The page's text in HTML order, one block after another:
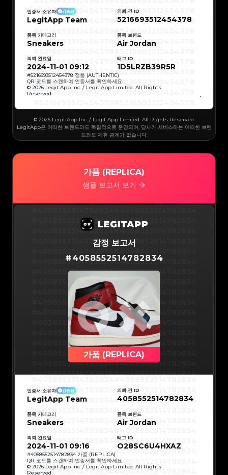
#5216693512454378
#5216693512454378
#5216693512454378
#5216693512454378
#5216693512454378
#5216693512454378
#5216693512454378
#5216693512454378
#5216693512454378
#5216693512454378
#5216693512454378
#5216693512454378
#5216693512454378#5216693512454378
#5216693512454378#5216693512454378
#5216693512454378
#5216693512454378#5216693512454378
#5216693512454378#5216693512454378
#5216693512454378#5216693512454378
#5216693512454378#5216693512454378
#5216693512454378#5216693512454378
#5216693512454378#5216693512454378
#5216693512454378#5216693512454378
#5216693512454378#5216693512454378
#5216693512454378#5216693512454378
#5216693512454378#5216693512454378
#5216693512454378#5216693512454378
#5216693512454378#5216693512454378
#5216693512454378
#5216693512454378#5216693512454378
#5216693512454378#5216693512454378
#5216693512454378#5216693512454378
#5216693512454378#5216693512454378
#5216693512454378
#5216693512454378
#5216693512454378#5216693512454378
#5216693512454378#5216693512454378
#5216693512454378#5216693512454378
#5216693512454378
#5216693512454378
#5216693512454378
#5216693512454378
#5216693512454378
#5216693512454378
#5216693512454378
#5216693512454378
#5216693512454378
#5216693512454378
#5216693512454378#5216693512454378
#5216693512454378#5216693512454378
#5216693512454378
#5216693512454378
#5216693512454378
#5216693512454378
#5216693512454378
#5216693512454378
#5216693512454378
#5216693512454378
#5216693512454378
#5216693512454378
#5216693512454378#5216693512454378
#5216693512454378#5216693512454378
#5216693512454378#5216693512454378
#5216693512454378#5216693512454378
#5216693512454378#5216693512454378
#5216693512454378#5216693512454378
#5216693512454378#5216693512454378
#5216693512454378#5216693512454378
#5216693512454378#5216693512454378
#5216693512454378#5216693512454378
#5216693512454378#5216693512454378
#5216693512454378#5216693512454378
#5216693512454378#5216693512454378
#5216693512454378#5216693512454378
#5216693512454378
#5216693512454378
#5216693512454378#5216693512454378
#5216693512454378#5216693512454378
#5216693512454378#5216693512454378
#5216693512454378
#5216693512454378
#5216693512454378#5216693512454378
#5216693512454378#5216693512454378
#5216693512454378#5216693512454378
#5216693512454378#5216693512454378
#5216693512454378#5216693512454378
#5216693512454378
#5216693512454378
#5216693512454378
#5216693512454378
#5216693512454378
#5216693512454378
#5216693512454378
#5216693512454378
#5216693512454378
#5216693512454378
#5216693512454378#5216693512454378
#5216693512454378#5216693512454378
인증서 소유자 검증됨
LegitApp Team
의뢰 건 ID
5216693512454378
품목 카테고리
Sneakers
품목 브랜드
Air Jordan
의뢰 완료일
2024-11-01 09:12
태그 ID
1D5LRZB39R5R
#5216693512454378 정품 (AUTHENTIC)
QR 코드를 스캔하여 인증서를 확인하세요.
© 2026 Legit App Inc. / Legit App Limited. All Rights
Reserved.
© 2026 Legit App Inc. / Legit App Limited. All Rights Reserved.
LegitApp은 어떠한 브랜드와도 독립적으로 운영되며, 당사가 서비스하는 어떠한 브랜
드와도 제휴 관계가 없습니다.
가품 (REPLICA)
샘플 보고서 보기
#4058552514782834#4058552514782834
#4058552514782834#4058552514782834
#4058552514782834#4058552514782834
#4058552514782834#4058552514782834
#4058552514782834#4058552514782834
#4058552514782834
#4058552514782834
#4058552514782834#4058552514782834
#4058552514782834#4058552514782834
#4058552514782834#4058552514782834
#4058552514782834#4058552514782834
#4058552514782834 #4058552514782834
#4058552514782834#4058552514782834
#4058552514782834#4058552514782834
#4058552514782834#4058552514782834
#4058552514782834#4058552514782834
#4058552514782834
#4058552514782834
#4058552514782834
#4058552514782834
#4058552514782834
#4058552514782834
#4058552514782834
#4058552514782834
#4058552514782834
#4058552514782834
#4058552514782834
#4058552514782834
#4058552514782834#4058552514782834
#4058552514782834#4058552514782834
감정 보고서
#4058552514782834
가품 (REPLICA)
#4058552514782834
#4058552514782834
#4058552514782834
#4058552514782834
#4058552514782834
#4058552514782834
#4058552514782834
#4058552514782834
#4058552514782834
#4058552514782834
#4058552514782834#4058552514782834
#4058552514782834#4058552514782834
#4058552514782834#4058552514782834
인증서 소유자 검증됨
LegitApp Team
의뢰 건 ID
4058552514782834
품목 카테고리
Sneakers
품목 브랜드
Air Jordan
의뢰 완료일
2024-11-01 09:16
태그 ID
O28SC6U4HXAZ
#4058552514782834 가품 (REPLICA)
QR 코드를 스캔하여 인증서를 확인하세요.
© 2026 Legit App Inc. / Legit App Limited. All Rights
Reserved.